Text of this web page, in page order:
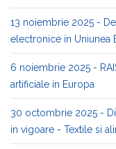
13 noiembrie 2025 -
electronice in Uniunea
6 noiembrie 2025 -
artificiale in Europa
30 octombrie 2025 -
in vigoare - Textile si